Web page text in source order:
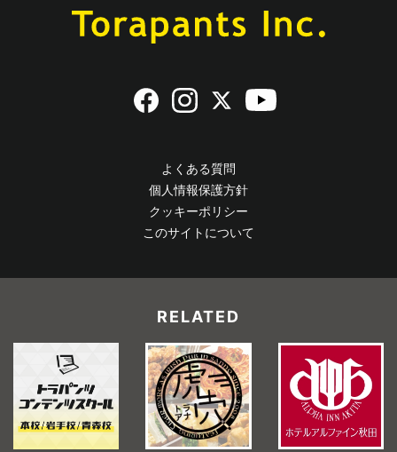
当社ウエブサイトでは、アクセス動向を把握するた
計資料及び不正アクセス等の原因調査以外の目的で
利用することはありません。
問い合わせ時のセキュリティー(SSLの利用)
当社のウェブサイトで個人情報の送受信を行う場
化し、送受信できる通信方法です。
る盗聴や改ざん、なりすましから守ることができま
す。
よくある質問
個人情報保護方針
クッキーポリシー
このサイトについて
RELATED